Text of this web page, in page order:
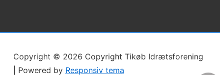
Copyright © 2026 Copyright Tikøb Idrætsforening
| Powered by Responsiv tema